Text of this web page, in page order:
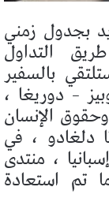
بجدول زمني
التداول
بالسفير
– دوريغا ،
الإنسان
دلغادو ، في
إسبانيا ، منتدى
عام 1977 عندما تم استعادة